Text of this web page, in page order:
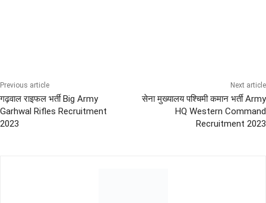
Previous article
गढ़वाल राइफल भर्ती Big Army
Garhwal Rifles Recruitment
2023
Next article
सेना मुख्यालय पश्चिमी कमान भर्ती Army
HQ Western Command
Recruitment 2023